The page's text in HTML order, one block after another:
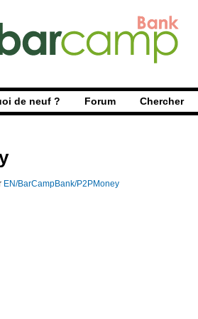
de neuf ? Forum Chercher
EN/BarCampBank/P2PMoney